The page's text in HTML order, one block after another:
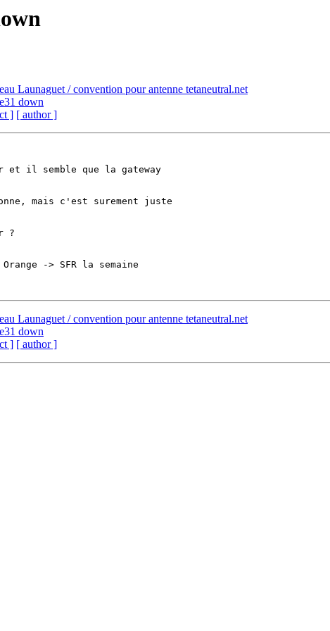
Launaguet / convention pour antenne tetaneutral.net
down
] [ author ]
et il semble que la gateway
mais c'est surement juste
?
-> SFR la semaine
Launaguet / convention pour antenne tetaneutral.net
down
] [ author ]